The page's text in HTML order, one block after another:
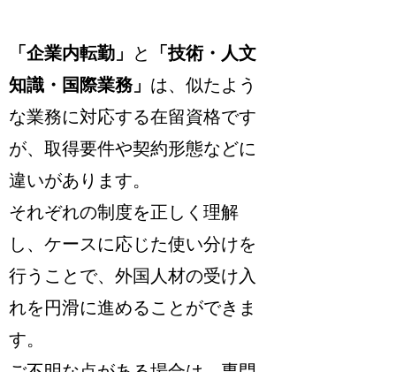
「企業内転勤」 と
「技術・人文
知識・国際業務」 は、似たよう
な業務に対応する在留資格です
が、取得要件や契約形態などに
違いがあります。
それぞれの制度を正しく理解
し、ケースに応じた使い分けを
行うことで、外国人材の受け入
れを円滑に進めることができま
す。